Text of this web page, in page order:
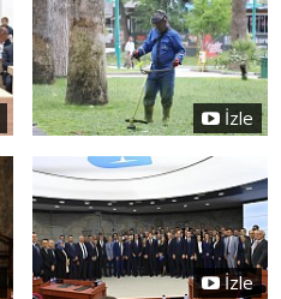
İzle
İzle